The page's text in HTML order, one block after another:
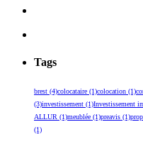
Tags
brest (4)colocataire (1)colocation (1)
(3)investissement (1)Investissement
ALLUR (1)meublée (1)preavis (1)
(1)